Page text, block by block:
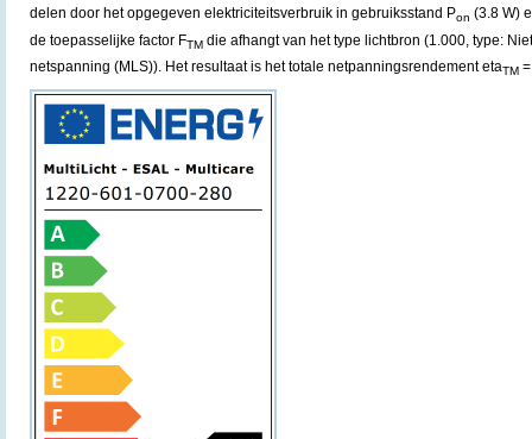
delen door het opgegeven elektriciteitsverbruik in gebruiksstand Pon (3.8 W)
de toepasselijke factor FTM die afhangt van het type lichtbron (1.000, type:
netspanning (MLS)). Het resultaat is het totale netpanningsrendement etaTM